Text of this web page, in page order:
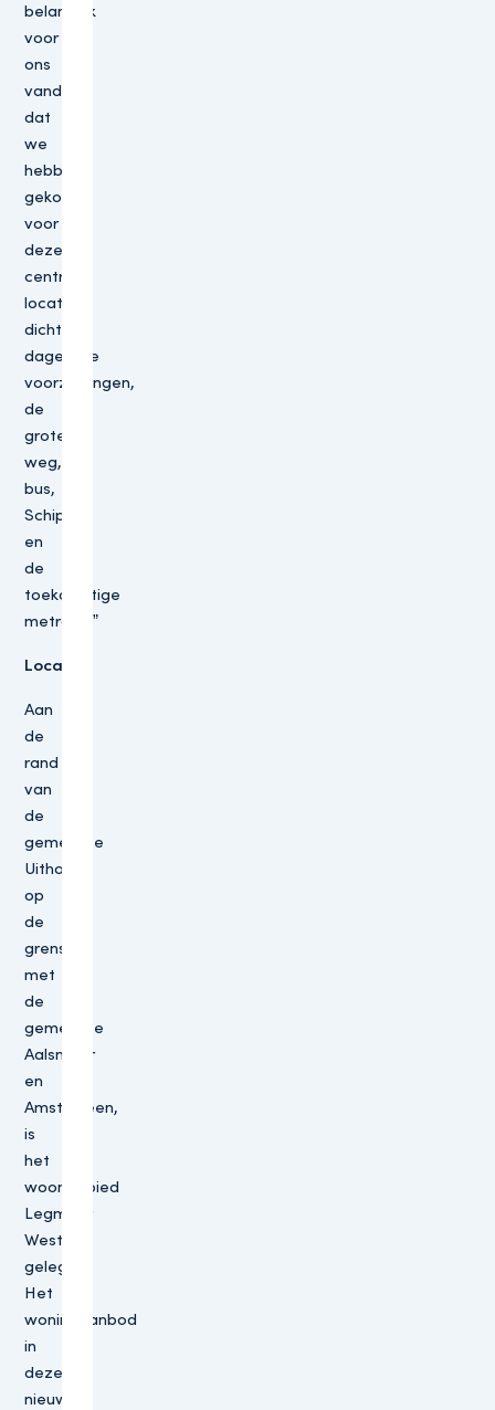
belangrijk
voor
ons
vandaar
dat
we
hebben
gekozen
voor
deze
centrale
locatie
dichtbij
dagelijkse
voorzieningen,
de
grote
weg,
bus,
Schiphol
en
de
toekomstige
metrolijn.”
Locatie
Aan
de
rand
van
de
gemeente
Uithoorn,
op
de
grens
met
de
gemeente
Aalsmeer
en
Amstelveen,
is
het
woongebied
Legmeer
West
gelegen.
Het
woningaanbod
in
deze
nieuwe